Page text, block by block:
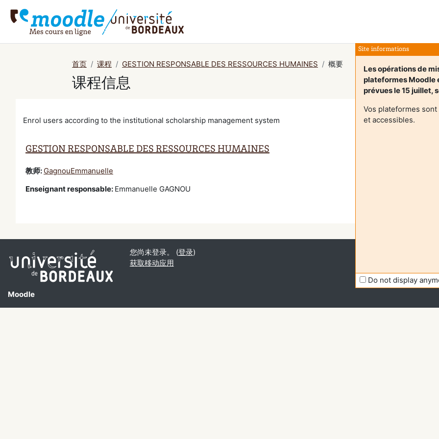
Site informations
Les opérations de
plateformes Moodle
prévues le 15 juillet,
Vos plateformes
et accessibles.
Do not display
首页 课程 GESTION RESPONSABLE DES RESSOURCES HUMAINES 概要
课程信息
Enrol users according to the institutional scholarship management system
GESTION RESPONSABLE DES RESSOURCES HUMAINES
教师: GagnouEmmanuelle
Enseignant responsable: Emmanuelle GAGNOU
Moodle
您尚未登录。 (登录)
获取移动应用